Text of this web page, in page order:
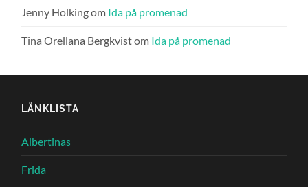
Jenny Holkingom Ida på promenad
Tina Orellana Bergkvistom Ida på promenad
LÄNKLISTA
Albertinas
Frida